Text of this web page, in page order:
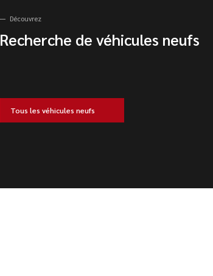
Découvrez
Recherche de véhicules neufs
Tous les véhicules neufs